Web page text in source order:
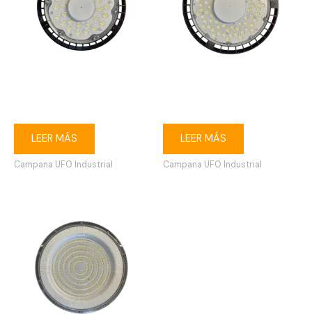
LEER MÁS
Campana UFO Industrial
LEER MÁS
Campana UFO Industrial